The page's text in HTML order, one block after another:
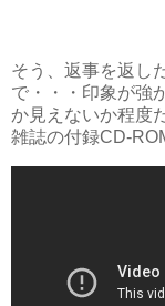
そう、返事を返し
で・・・印象が強
か見えないか程度
雑誌の付録CD-